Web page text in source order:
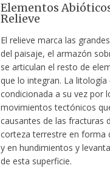
Elementos
Relieve
El relieve marca las
del paisaje, el armazón
se articulan el resto de
que lo integran. La litología
condicionada a su vez por
movimientos tectónicos
causantes de las fracturas
corteza terrestre en forma
y en hundimientos y
de esta superficie.